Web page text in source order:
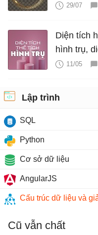
29/07
Diện tích
hình trụ,
11/05
Lập trình
SQL
Python
Cơ sở dữ liệu
AngularJS
Cấu trúc dữ liệu và
Cũ vẫn chất